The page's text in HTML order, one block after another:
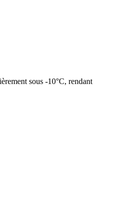
sous -10°C, rendant